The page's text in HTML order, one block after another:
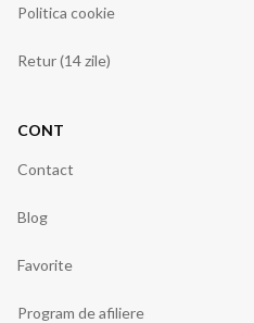
Politica cookie
Retur (14 zile)
CONT
Contact
Blog
Favorite
Program de afiliere